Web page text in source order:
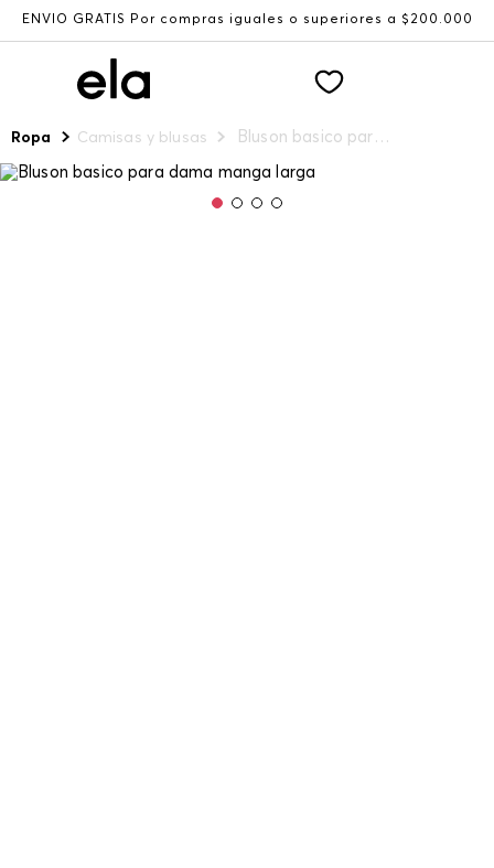
ENVÍO GRATIS Por compras iguales o superiores a $200.000
Ropa Camisas y blusas Bluson basico para dama manga larga